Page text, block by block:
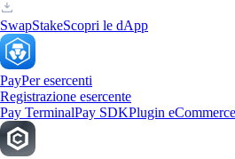
SwapStakeScopri le dApp
PayPer esercenti
Registrazione esercente
Pay TerminalPay SDKPlugin eCommerce